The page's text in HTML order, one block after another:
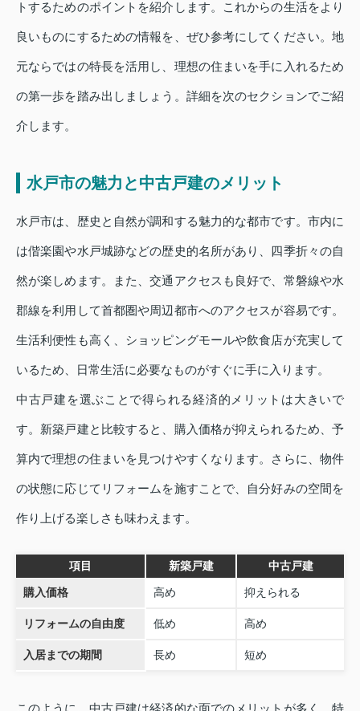
トするためのポイントを紹介します。これからの生活をより
良いものにするための情報を、ぜひ参考にしてください。地
元ならではの特長を活用し、理想の住まいを手に入れるため
の第一歩を踏み出しましょう。詳細を次のセクションでご紹
介します。
水戸市の魅力と中古戸建のメリット
水戸市は、歴史と自然が調和する魅力的な都市です。市内に
は偕楽園や水戸城跡などの歴史的名所があり、四季折々の自
然が楽しめます。また、交通アクセスも良好で、常磐線や水
郡線を利用して首都圏や周辺都市へのアクセスが容易です。
生活利便性も高く、ショッピングモールや飲食店が充実して
いるため、日常生活に必要なものがすぐに手に入ります。
中古戸建を選ぶことで得られる経済的メリットは大きいで
す。新築戸建と比較すると、購入価格が抑えられるため、予
算内で理想の住まいを見つけやすくなります。さらに、物件
の状態に応じてリフォームを施すことで、自分好みの空間を
作り上げる楽しさも味わえます。
項目 新築戸建 中古戸建
購入価格 高め 抑えられる
リフォームの自由度 低め 高め
入居までの期間 長め 短め
このように、中古戸建は経済的な面でのメリットが多く、特